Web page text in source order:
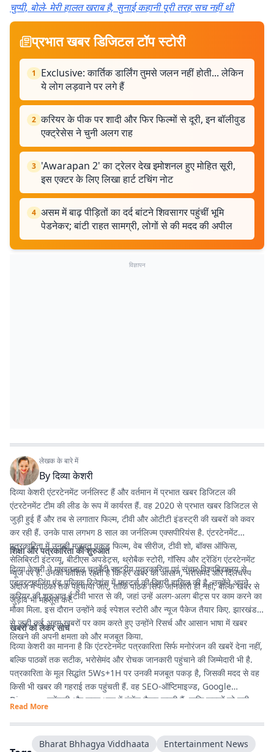
चुप्पी, बोले- मेरी हालत खराब है, सुनाई कहानी पूरी तरह सच नहीं थी
प्रभात खबर डिजिटल टॉप स्टोरी
1
Exclusive: कार्तिक डार्लिंग तुमसे जलन नहीं होती... लेकिन
ये लोग लड़वाने पर लगे हैं
2 करियर के पीक पर शादी और फिर फिल्मों से दूरी, इन बॉलीवुड
एक्ट्रेसेस ने चुनी अलग राह
3 'Awarapan 2' का ट्रेलर देख इमोशनल हुए मोहित सूरी,
इस एक्टर के लिए लिखा हार्ट टचिंग नोट
4 असम में बाढ़ पीड़ितों का दर्द बांटने शिवसागर पहुंचीं भूमि
पेडनेकर; बांटी राहत सामग्री, लोगों से की मदद की अपील
विज्ञापन
लेखक के बारे में
Byदिव्या केशरी
दिव्या केशरी एंटरटेनमेंट जर्नलिस्ट हैं और वर्तमान में प्रभात खबर डिजिटल की
एंटरटेनमेंट टीम की लीड के रूप में कार्यरत हैं. वह 2020 से प्रभात खबर डिजिटल से
जुड़ी हुई हैं और तब से लगातार फिल्म, टीवी और ओटीटी इंडस्ट्री की खबरों को कवर
कर रही हैं. उनके पास लगभग 8 साल का जर्नलिज्म एक्सपीरियंस है. एंटरटेनमेंट
पत्रकारिता में उनकी मजबूत पकड़ फिल्म, वेब सीरीज, टीवी शो, बॉक्स ऑफिस,
सेलिब्रिटी इंटरव्यू, बीटीएस अपडेट्स, थ्रोबैक स्टोरी, गॉसिप और ट्रेंडिंग एंटरटेनमेंट
न्यूज पर है. उनकी कोशिश रहती है कि हर खबर को आसान, भरोसेमंद और दिलचस्प
अंदाज में पाठकों तक पहुंचाया जाए, ताकि पाठक सिर्फ जानकारी ही नहीं, बल्कि खबर से
जुड़ाव भी महसूस करें.
शिक्षा और पत्रकारिता की शुरुआत
दिव्या केशरी ने माखनलाल चतुर्वेदी राष्ट्रीय पत्रकारिता एवं संचार विश्वविद्यालय से
एडवरटाइजिंग एंड पब्लिक रिलेशंस में मास्टर्स की डिग्री हासिल की है. उन्होंने अपने
करियर की शुरुआत ईटीवी भारत से की, जहां उन्हें अलग-अलग बीट्स पर काम करने का
मौका मिला. इस दौरान उन्होंने कई स्पेशल स्टोरी और न्यूज पैकेज तैयार किए. झारखंड
से जुड़ी कई अहम खबरों पर काम करते हुए उन्होंने रिसर्च और आसान भाषा में खबर
लिखने की अपनी क्षमता को और मजबूत किया.
खबरों को लेकर सोच
दिव्या केशरी का मानना है कि एंटरटेनमेंट पत्रकारिता सिर्फ मनोरंजन की खबरें देना नहीं,
बल्कि पाठकों तक सटीक, भरोसेमंद और रोचक जानकारी पहुंचाने की जिम्मेदारी भी है.
पत्रकारिता के मूल सिद्धांत 5Ws+1H पर उनकी मजबूत पकड़ है, जिसकी मदद से वह
किसी भी खबर की गहराई तक पहुंचती हैं. वह SEO-ऑप्टिमाइज्ड, Google
Discover फ्रेंडली और सरल भाषा में कंटेंट तैयार करती हैं, ताकि पाठकों को सही
जानकारी आसानी से मिले और उनका पढ़ने का अनुभव बेहतर हो.
Read More
Bharat Bhhagya Viddhaata Entertainment News